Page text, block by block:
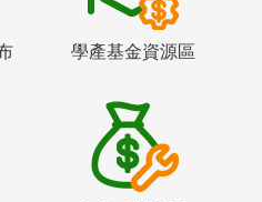
學產基金資源區